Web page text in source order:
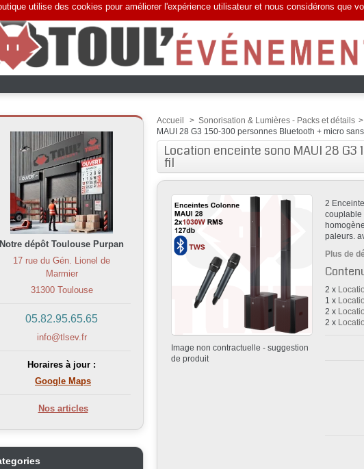
utilise des cookies pour améliorer l'expérience utilisateur et nous considérons que
Notre dépôt Toulouse Purpan
17 rue du Gén. Lionel de
Marmier
31300 Toulouse
05.82.95.65.65
info@tlsev.fr
Horaires à jour :
Google Maps
Nos articles
Accueil > Sonorisation & Lumières - Packs et détails >
MAUI 28 G3 150-300 personnes Bluetooth + micro sans
Location enceinte sono MAUI 28
fil
Image non contractuelle - suggestion
de produit
2
couplable
paleurs.
Plus de
2 x
1 x
2 x
2 x